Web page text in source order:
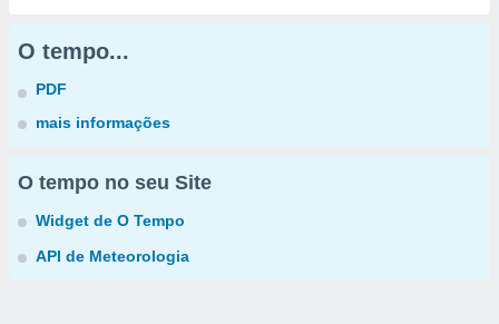
O tempo...
PDF
mais informações
O tempo no seu Site
Widget de O Tempo
API de Meteorologia